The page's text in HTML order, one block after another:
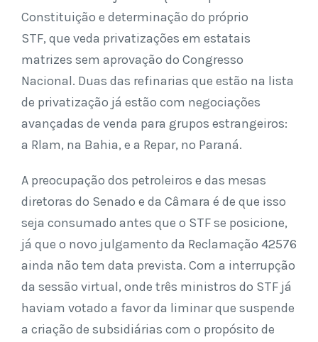
Constituição e determinação do próprio
STF, que veda privatizações em estatais
matrizes sem aprovação do Congresso
Nacional. Duas das refinarias que estão na lista
de privatização já estão com negociações
avançadas de venda para grupos estrangeiros:
a Rlam, na Bahia, e a Repar, no Paraná.
A preocupação dos petroleiros e das mesas
diretoras do Senado e da Câmara é de que isso
seja consumado antes que o STF se posicione,
já que o novo julgamento da Reclamação 42576
ainda não tem data prevista. Com a interrupção
da sessão virtual, onde três ministros do STF já
haviam votado a favor da liminar que suspende
a criação de subsidiárias com o propósito de